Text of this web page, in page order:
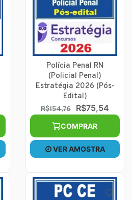
Polícia Penal RN
(Policial Penal)
Estratégia 2026 (Pós-
Edital)
R$154,76 R$75,54
COMPRAR
VER AMOSTRA